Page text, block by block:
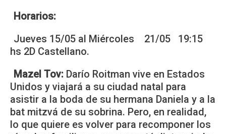
Horarios:
Jueves 15/05 al Miércoles 21/05 19:15
hs 2D Castellano.
Mazel Tov: Darío Roitman vive en Estados
Unidos y viajará a su ciudad natal para
asistir a la boda de su hermana Daniela y a la
bat mitzvá de su sobrina. Pero, en realidad,
lo que quiere es volver para recomponer los